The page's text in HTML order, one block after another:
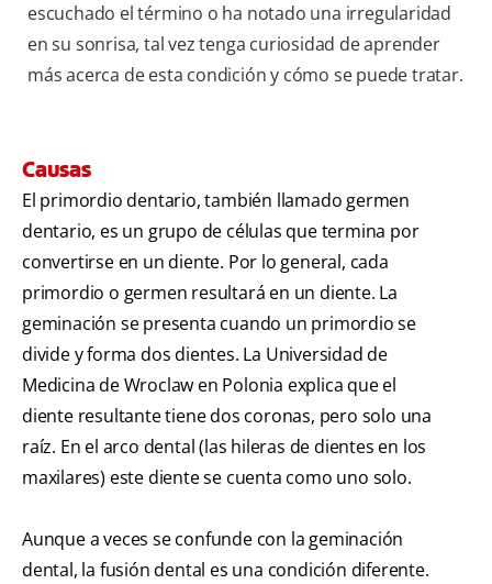
escuchado el término o ha notado una irregularidad
en su sonrisa, tal vez tenga curiosidad de aprender
más acerca de esta condición y cómo se puede tratar.
Causas
El primordio dentario, también llamado germen
dentario, es un grupo de células que termina por
convertirse en un diente. Por lo general, cada
primordio o germen resultará en un diente. La
geminación se presenta cuando un primordio se
divide y forma dos dientes. La Universidad de
Medicina de Wroclaw en Polonia explica que el
diente resultante tiene dos coronas, pero solo una
raíz. En el arco dental (las hileras de dientes en los
maxilares) este diente se cuenta como uno solo.
Aunque a veces se confunde con la geminación
dental, la fusión dental es una condición diferente.